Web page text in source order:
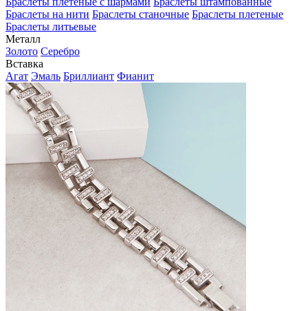
Браслеты на нити Браслеты станочные Браслеты плетеные
Браслеты литьевые
Металл
Золото Серебро
Вставка
Агат Эмаль Бриллиант Фианит